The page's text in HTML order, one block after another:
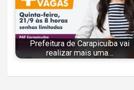
Prefeitura de Carapicuíba vai
realizar mais uma…